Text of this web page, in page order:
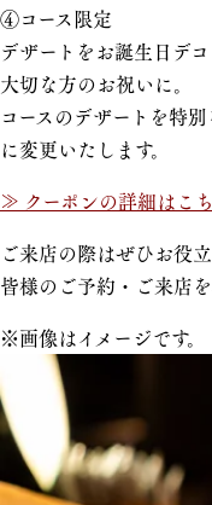
④コース限定
デザートをお誕生日デ
大切な方のお祝いに。
コースのデザートを特
に変更いたします。
≫ クーポンの詳細はこ
ご来店の際はぜひお役
皆様のご予約・ご来店
※画像はイメージです。